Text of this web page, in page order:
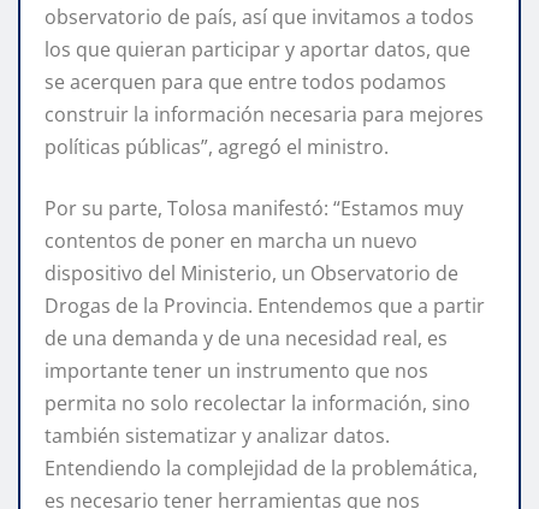
observatorio de país, así que invitamos a todos
los que quieran participar y aportar datos, que
se acerquen para que entre todos podamos
construir la información necesaria para mejores
políticas públicas”, agregó el ministro.
Por su parte, Tolosa manifestó: “Estamos muy
contentos de poner en marcha un nuevo
dispositivo del Ministerio, un Observatorio de
Drogas de la Provincia. Entendemos que a partir
de una demanda y de una necesidad real, es
importante tener un instrumento que nos
permita no solo recolectar la información, sino
también sistematizar y analizar datos.
Entendiendo la complejidad de la problemática,
es necesario tener herramientas que nos